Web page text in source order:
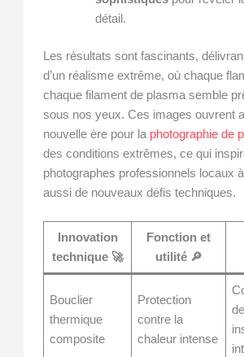
détail.
Les résultats sont fascinants,
d’un réalisme extrême, où chaque
chaque filament de plasma semble
sous nos yeux. Ces images ouvrent
nouvelle ère pour la photographie de
des conditions extrêmes, ce qui
photographes professionnels locaux
aussi de nouveaux défis techniques.
Innovation
technique 🚀
Fonction et
utilité 🔎
Bouclier
thermique
composite
Protection
contre la
chaleur intense